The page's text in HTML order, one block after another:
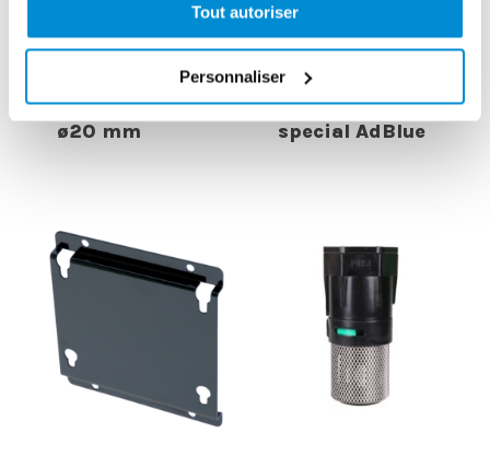
Tout autoriser
Personnaliser
Tuyau
gasoil/huile
ø20 mm
Pivot
orientable pour
enrouleur 15 m
special AdBlue